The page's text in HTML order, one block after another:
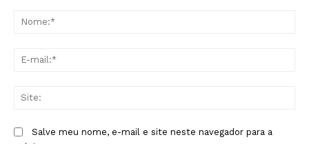
Salve meu nome, e-mail e site neste navegador para a